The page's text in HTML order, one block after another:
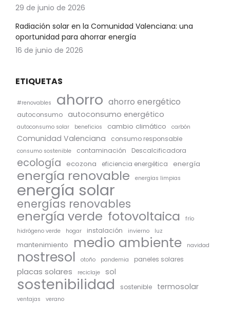
29 de junio de 2026
Radiación solar en la Comunidad Valenciana: una
oportunidad para ahorrar energía
16 de junio de 2026
ETIQUETAS
#renovables ahorro ahorro energético
autoconsumo autoconsumo energético
autoconsumo solar beneficios cambio climático carbón
Comunidad Valenciana consumo responsable
consumo sostenible contaminación Descalcificadora
ecología ecozona eficiencia energética energía
energía renovable energías limpias
energía solar
energías renovables
energía verde fotovoltaica
frío
hidrógeno verde
hogar instalación invierno luz
mantenimiento medio ambiente navidad
nostresol otoño pandemia paneles solares
placas solares reciclaje sol
sostenibilidad sostenible termosolar
ventajas verano